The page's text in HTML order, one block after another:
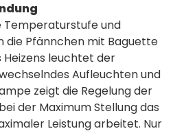
Temperaturstufe und
die Pfännchen mit Baguette
Heizens leuchtet der
Aufleuchten und
zeigt die Regelung der
der Maximum Stellung das
Leistung arbeitet. Nur